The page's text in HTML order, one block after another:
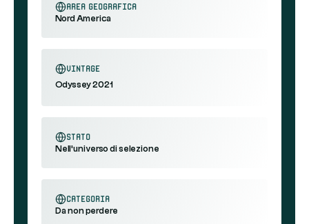
area geografica
Nord America
Vintage
Odyssey 2021
stato
Nell'universo di selezione
categoria
Da non perdere